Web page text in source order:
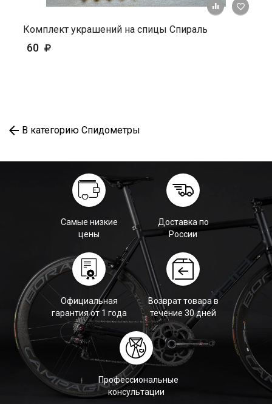
+ К
Комплект украшений на спицы Спираль
60
В категорию Спидометры
Самые низкие
цены
Доставка по
России
Официальная
гарантия от 1 года
Возврат товара в
течение 30 дней
Профессиональные
консультации